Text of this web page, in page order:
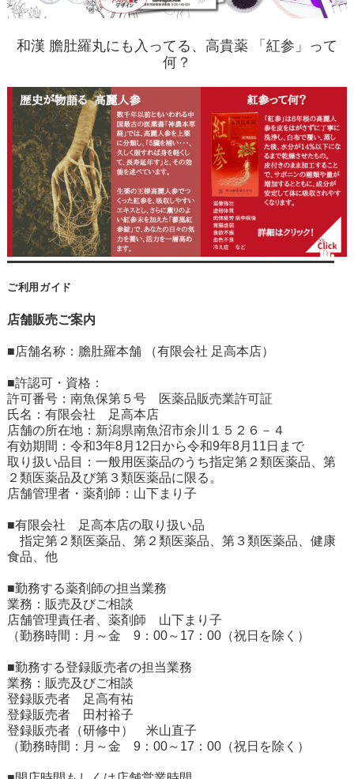
和漢 膽肚羅丸にも入ってる、高貴薬 「紅参」って
何？
ご利用ガイド
店舗販売ご案内
■店舗名称：膽肚羅本舗 （有限会社 足高本店）
■許認可・資格：
許可番号：南魚保第５号 医薬品販売業許可証
氏名：有限会社 足高本店
店舗の所在地：新潟県南魚沼市余川１５２６－４
有効期間：令和3年8月12日から令和9年8月11日まで
取り扱い品目：一般用医薬品のうち指定第２類医薬品、第
２類医薬品及び第３類医薬品に限る。
店舗管理者・薬剤師：山下まり子
■有限会社 足高本店の取り扱い品
指定第２類医薬品、第２類医薬品、第３類医薬品、健康
食品、他
■勤務する薬剤師の担当業務
業務：販売及びご相談
店舗管理責任者、薬剤師 山下まり子
（勤務時間：月～金 9：00～17：00（祝日を除く）
■勤務する登録販売者の担当業務
業務：販売及びご相談
登録販売者 足高有祐
登録販売者 田村裕子
登録販売者（研修中） 米山直子
（勤務時間：月～金 9：00～17：00（祝日を除く）